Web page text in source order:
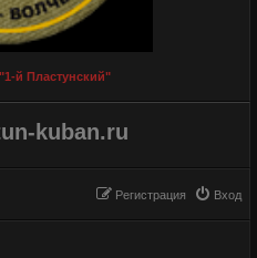
й Пластунский"
kuban.ru
Вход
Регистрация